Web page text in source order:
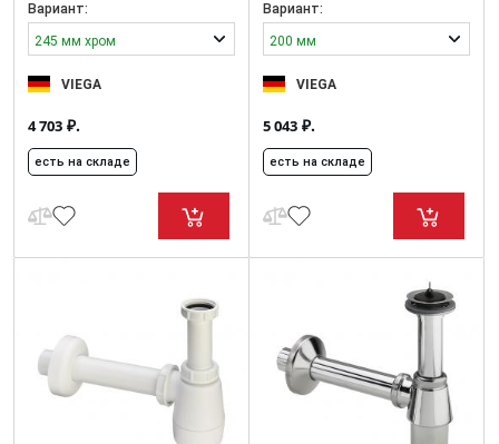
Вариант:
245 мм хром
VIEGA
4 703 ₽.
есть на складе
Вариант:
200 мм
VIEGA
5 043 ₽.
есть на складе